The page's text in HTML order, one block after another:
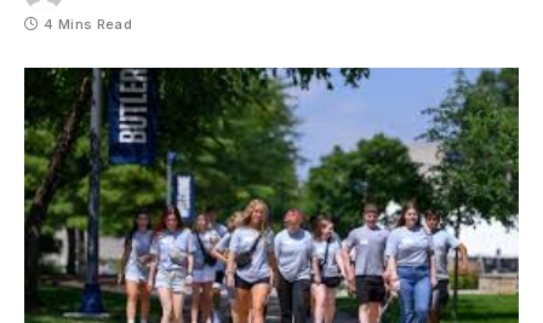
4 Mins Read